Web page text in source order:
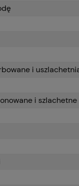
i
i szlachetne